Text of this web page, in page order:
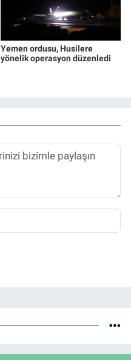
Yemen ordusu, Husilere
yönelik operasyon düzenledi